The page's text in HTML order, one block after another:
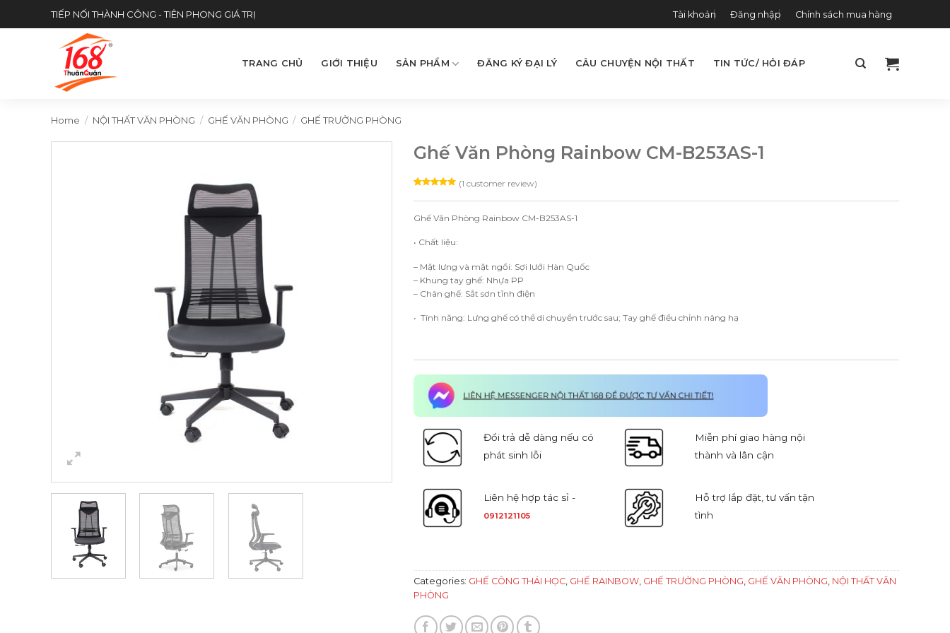
to
TIẾP NỐI THÀNH CÔNG - TIÊN PHONG GIÁ TRỊ Tài khoản Đăng nhập Chính sách mua hàng
TRANG CHỦ GIỚI THIỆU SẢN PHẨM ĐĂNG KÝ ĐẠI LÝ CÂU CHUYỆN NỘI THẤT TIN TỨC/ HỎI ĐÁP
Home / NỘI THẤT VĂN PHÒNG / GHẾ VĂN PHÒNG / GHẾ TRƯỞNG PHÒNG
Ghế Văn Phòng Rainbow CM-B253AS-1
out of 5
customer
(1 customer review)
Ghế Văn Phòng Rainbow CM-B253AS-1
• Chất liệu:
– Mặt lưng và mặt ngồi: Sợi lưới Hàn Quốc
– Khung tay ghế: Nhựa PP
– Chân ghế: Sắt sơn tĩnh điện
• Tính năng: Lưng ghế có thể di chuyển trước sau; Tay ghế điều chỉnh nâng hạ
Đổi trả dễ dàng nếu có
phát sinh lỗi
Liên hệ hợp tác sỉ -
0912121105
Miễn phí giao hàng nội
thành và lân cận
Hỗ trợ lắp đặt, tư vấn tận
tình
Categories: GHẾ CÔNG THÁI HỌC, GHẾ RAINBOW, GHẾ TRƯỞNG PHÒNG, GHẾ VĂN PHÒNG, NỘI THẤT VĂN
PHÒNG